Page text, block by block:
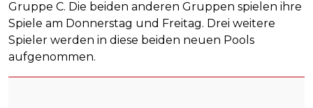
Gruppe C. Die beiden anderen Gruppen spielen ihre
Spiele am Donnerstag und Freitag. Drei weitere
Spieler werden in diese beiden neuen Pools
aufgenommen.